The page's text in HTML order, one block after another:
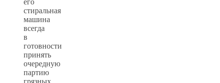
стиральная
машина
всегда
в
готовности
принять
очередную
партию
грязных